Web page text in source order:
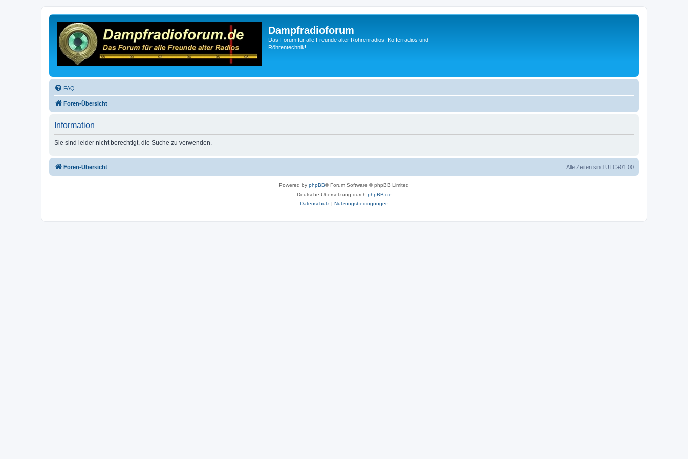
Dampfradioforum
Das Forum für alle Freunde alter Röhrenradios, Kofferradios und
Röhrentechnik!
FAQ
Foren-Übersicht
Information
Sie sind leider nicht berechtigt, die Suche zu verwenden.
Foren-Übersicht Alle Zeiten sind UTC+01:00
Powered by phpBB® Forum Software © phpBB Limited
Deutsche Übersetzung durch phpBB.de
Datenschutz| Nutzungsbedingungen